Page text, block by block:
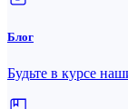
Блог
Будьте в курсе